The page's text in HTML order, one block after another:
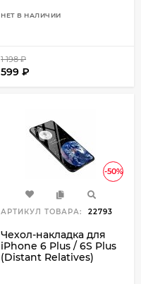
НЕТ В НАЛИЧИИ
1 198₽
599 ₽
-50%
АРТИКУЛ ТОВАРА: 22793
Чехол-накладка для
iPhone 6 Plus / 6S Plus
(Distant Relatives)